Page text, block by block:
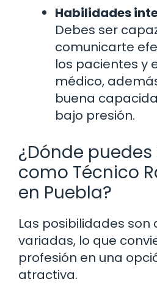
Habilidades
Debes ser
comunicarte
los pacientes y
médico,
buena
bajo presión.
¿Dónde
como Técnico
en Puebla?
Las posibilidades son
variadas, lo que
profesión en una
atractiva.